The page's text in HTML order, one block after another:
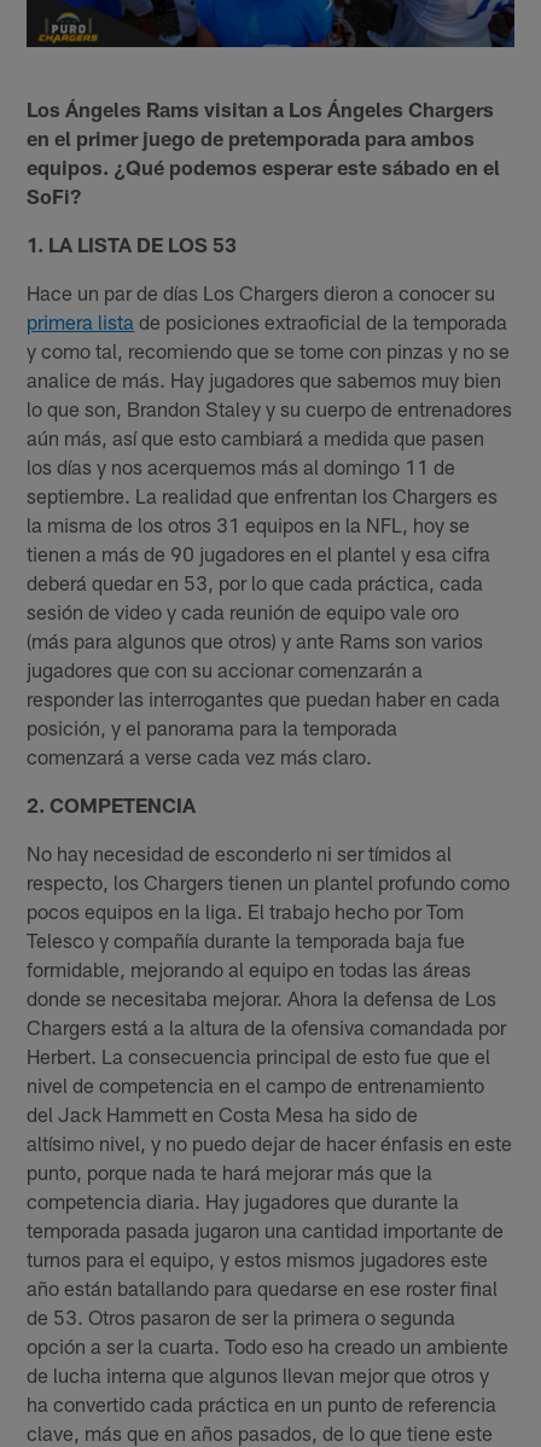
Los Ángeles Rams visitan a Los Ángeles Chargers
en el primer juego de pretemporada para ambos
equipos. ¿Qué podemos esperar este sábado en el
SoFi?
1. LA LISTA DE LOS 53
Hace un par de días Los Chargers dieron a conocer su
primera lista de posiciones extraoficial de la temporada
y como tal, recomiendo que se tome con pinzas y no se
analice de más. Hay jugadores que sabemos muy bien
lo que son, Brandon Staley y su cuerpo de entrenadores
aún más, así que esto cambiará a medida que pasen
los días y nos acerquemos más al domingo 11 de
septiembre. La realidad que enfrentan los Chargers es
la misma de los otros 31 equipos en la NFL, hoy se
tienen a más de 90 jugadores en el plantel y esa cifra
deberá quedar en 53, por lo que cada práctica, cada
sesión de video y cada reunión de equipo vale oro
(más para algunos que otros) y ante Rams son varios
jugadores que con su accionar comenzarán a
responder las interrogantes que puedan haber en cada
posición, y el panorama para la temporada
comenzará a verse cada vez más claro.
2. COMPETENCIA
No hay necesidad de esconderlo ni ser tímidos al
respecto, los Chargers tienen un plantel profundo como
pocos equipos en la liga. El trabajo hecho por Tom
Telesco y compañía durante la temporada baja fue
formidable, mejorando al equipo en todas las áreas
donde se necesitaba mejorar. Ahora la defensa de Los
Chargers está a la altura de la ofensiva comandada por
Herbert. La consecuencia principal de esto fue que el
nivel de competencia en el campo de entrenamiento
del Jack Hammett en Costa Mesa ha sido de
altísimo nivel, y no puedo dejar de hacer énfasis en este
punto, porque nada te hará mejorar más que la
competencia diaria. Hay jugadores que durante la
temporada pasada jugaron una cantidad importante de
turnos para el equipo, y estos mismos jugadores este
año están batallando para quedarse en ese roster final
de 53. Otros pasaron de ser la primera o segunda
opción a ser la cuarta. Todo eso ha creado un ambiente
de lucha interna que algunos llevan mejor que otros y
ha convertido cada práctica en un punto de referencia
clave, más que en años pasados, de lo que tiene este